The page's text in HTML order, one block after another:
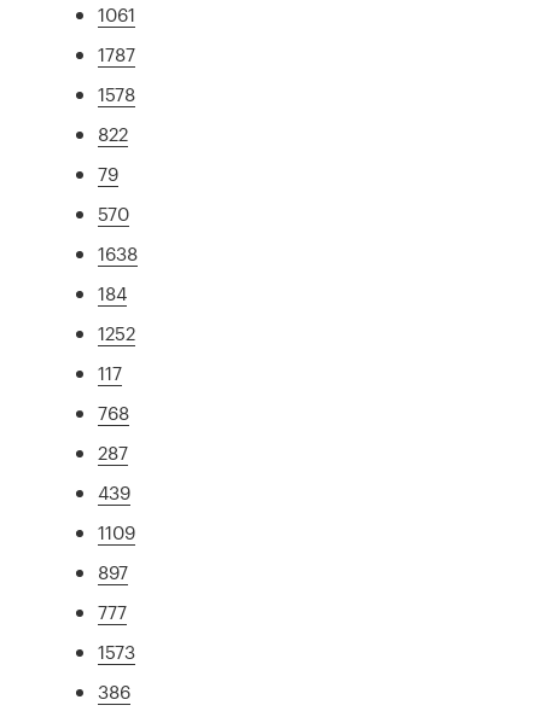
1061
1787
1578
822
79
570
1638
184
1252
117
768
287
439
1109
897
777
1573
386